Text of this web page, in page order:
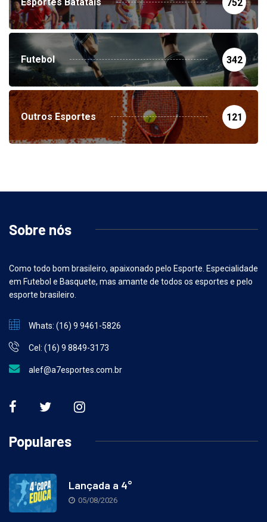
Esportes Batatais 752
Futebol 342
Outros Esportes 121
Sobre nós
Como todo bom brasileiro, apaixonado pelo Esporte. Especialidade
em Futebol e Basquete, mas amante de todos os esportes e pelo
esporte brasileiro.
Whats: (16) 9 9461-5826
Cel: (16) 9 8849-3173
alef@a7esportes.com.br
Populares
Lançada a 4°
05/08/2026